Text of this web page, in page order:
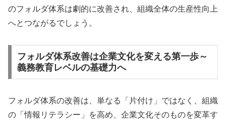
のフォルダ体系は劇的に改善され、組織全体の生産性向上
へとつながるでしょう。
フォルダ体系改善は企業文化を変える第一歩～
義務教育レベルの基礎力へ
フォルダ体系の改善は、単なる「片付け」ではなく、組織
の「情報リテラシー」を高め、企業文化そのものを変革す